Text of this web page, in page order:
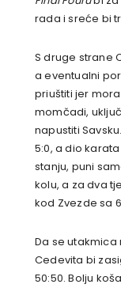
rada i sreće bi
S druge strane
a eventualni
priuštiti jer
momčadi,
napustiti
5:0, a dio
stanju, puni
kolu, a za dva
kod Zvezde sa
Da se utakmica
Cedevita bi
50:50. Bolju